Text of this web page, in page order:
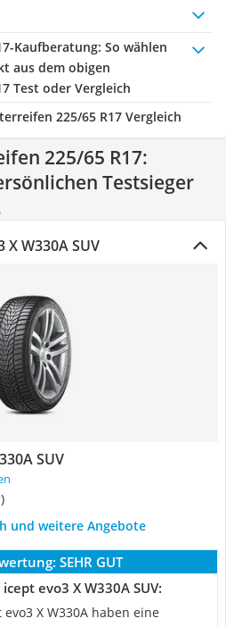
Kaufberatung: So wählen
aus dem obigen
Test oder Vergleich
225/65 R17 Vergleich
225/65 R17:
Testsieger
W330A SUV
SUV
)
und weitere Angebote
SEHR GUT
evo3 X W330A SUV:
X W330A haben eine